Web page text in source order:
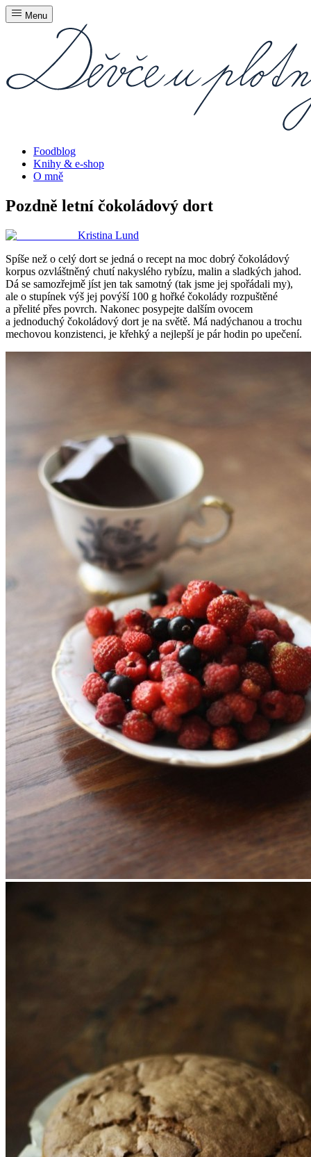
Menu
Foodblog
Knihy & e-shop
O mně
Pozdně letní čokoládový dort
Kristina Lund
Spíše než o celý dort se jedná o recept na moc dobrý čokoládový
korpus ozvláštněný chutí nakyslého rybízu, malin a sladkých jahod.
Dá se samozřejmě jíst jen tak samotný (tak jsme jej spořádali my),
ale o stupínek výš jej povýší 100 g hořké čokolády rozpuštěné
a přelité přes povrch. Nakonec posypejte dalším ovocem
a jednoduchý čokoládový dort je na světě. Má nadýchanou a trochu
mechovou konzistenci, je křehký a nejlepší je pár hodin po upečení.